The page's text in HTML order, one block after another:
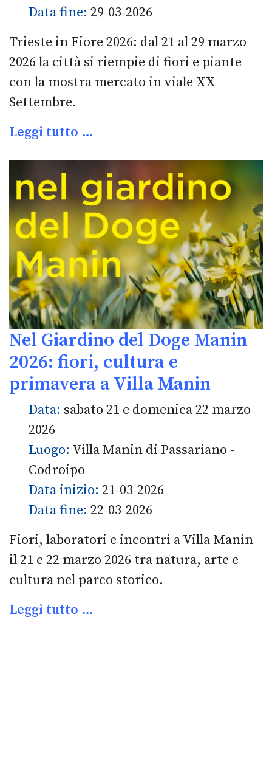
Data fine: 29-03-2026
Trieste in Fiore 2026: dal 21 al 29 marzo
2026 la città si riempie di fiori e piante
con la mostra mercato in viale XX
Settembre.
Leggi tutto …
Nel Giardino del Doge Manin
2026: fiori, cultura e
primavera a Villa Manin
Data: sabato 21 e domenica 22 marzo
2026
Luogo: Villa Manin di Passariano -
Codroipo
Data inizio: 21-03-2026
Data fine: 22-03-2026
Fiori, laboratori e incontri a Villa Manin
il 21 e 22 marzo 2026 tra natura, arte e
cultura nel parco storico.
Leggi tutto …